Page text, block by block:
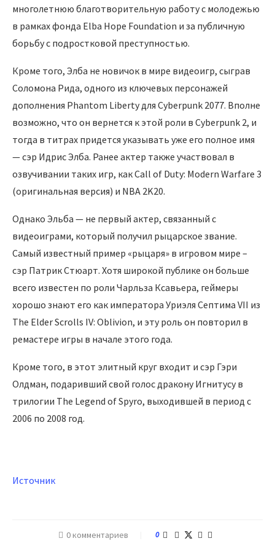
многолетнюю благотворительную работу с молодежью
в рамках фонда Elba Hope Foundation и за публичную
борьбу с подростковой преступностью.
Кроме того, Элба не новичок в мире видеоигр, сыграв
Соломона Рида, одного из ключевых персонажей
дополнения Phantom Liberty для Cyberpunk 2077. Вполне
возможно, что он вернется к этой роли в Cyberpunk 2, и
тогда в титрах придется указывать уже его полное имя
— сэр Идрис Элба. Ранее актер также участвовал в
озвучивании таких игр, как Call of Duty: Modern Warfare 3
(оригинальная версия) и NBA 2K20.
Однако Эльба — не первый актер, связанный с
видеоиграми, который получил рыцарское звание.
Самый известный пример «рыцаря» в игровом мире –
сэр Патрик Стюарт. Хотя широкой публике он больше
всего известен по роли Чарльза Ксавьера, геймеры
хорошо знают его как императора Уриэля Септима VII из
The Elder Scrolls IV: Oblivion, и эту роль он повторил в
ремастере игры в начале этого года.
Кроме того, в этот элитный круг входит и сэр Гэри
Олдман, подаривший свой голос дракону Игнитусу в
трилогии The Legend of Spyro, выходившей в период с
2006 по 2008 год.
Источник
0 комментариев 0